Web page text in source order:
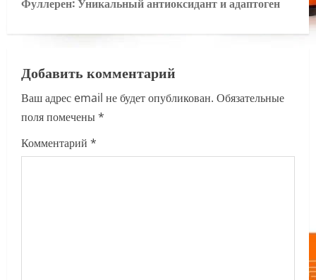
t
a
v
i
g
Добавить комментарий
Ваш адрес email не будет опубликован. Обязательные
поля помечены*
Комментарий *